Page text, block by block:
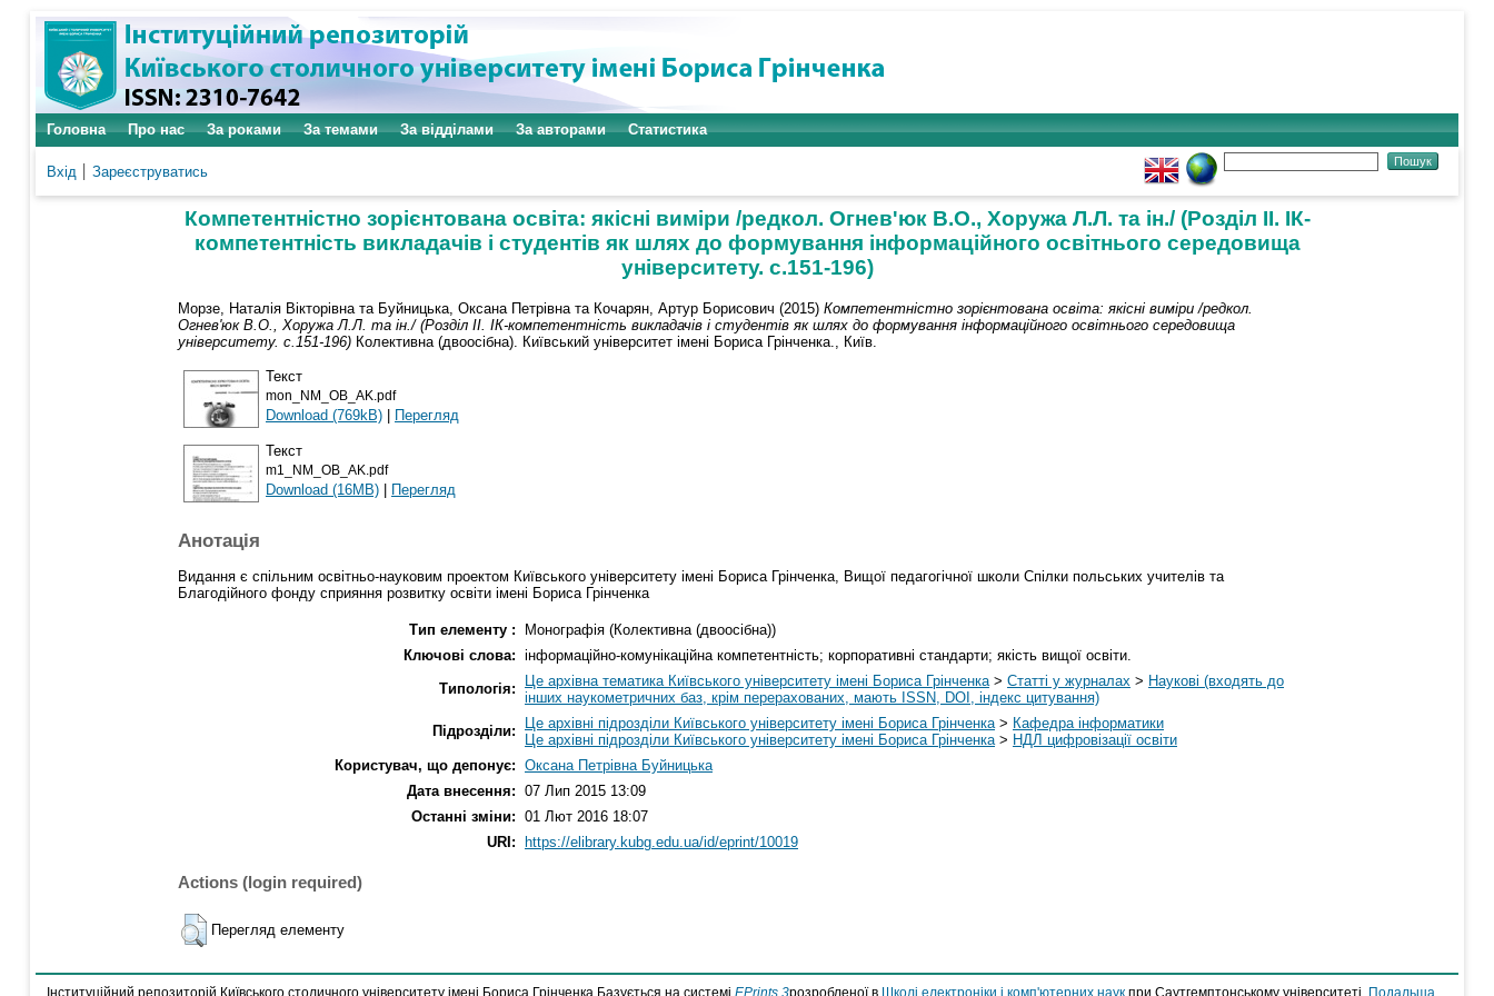
Головна Про нас За роками За темами За відділами За авторами Статистика
Вхід Зареєструватись
Компетентністно зорієнтована освіта: якісні виміри /редкол. Огнев'юк В.О., Хоружа Л.Л. та ін./ (Розділ ІІ. ІК-
компетентність викладачів і студентів як шлях до формування інформаційного освітнього середовища
університету. с.151-196)
Морзе, Наталія Вікторівна та Буйницька, Оксана Петрівна та Кочарян, Артур Борисович (2015) Компетентністно зорієнтована освіта: якісні виміри /редкол.
Огнев'юк В.О., Хоружа Л.Л. та ін./ (Розділ ІІ. ІК-компетентність викладачів і студентів як шлях до формування інформаційного освітнього середовища
університету. с.151-196) Колективна (двоосібна). Київський університет імені Бориса Грінченка., Київ.
Текст
mon_NM_OB_AK.pdf
Download (769kB) | Перегляд
Текст
m1_NM_OB_AK.pdf
Download (16MB) | Перегляд
Анотація
Видання є спільним освітньо-науковим проектом Київського університету імені Бориса Грінченка, Вищої педагогічної школи Спілки польських учителів та
Благодійного фонду сприяння розвитку освіти імені Бориса Грінченка
Тип елементу :
Монографія (Колективна (двоосібна))
Ключові слова: інформаційно-комунікаційна компетентність; корпоративні стандарти; якість вищої освіти.
Типологія:
Це архівна тематика Київського університету імені Бориса Грінченка > Статті у журналах > Наукові (входять до
інших наукометричних баз, крім перерахованих, мають ISSN, DOI, індекс цитування)
Підрозділи:
Це архівні підрозділи Київського університету імені Бориса Грінченка > Кафедра інформатики
Це архівні підрозділи Київського університету імені Бориса Грінченка > НДЛ цифровізації освіти
Користувач, що депонує: Оксана Петрівна Буйницька
Дата внесення: 07 Лип 2015 13:09
Останні зміни: 01 Лют 2016 18:07
URI:
https://elibrary.kubg.edu.ua/id/eprint/10019
Actions (login required)
Перегляд елементу
Інституційний репозиторій Київського столичного університету імені Бориса Грінченка Базується на системі EPrints 3розробленої в Школі електроніки і комп'ютерних наук при Саутгемптонському університеті. Подальша